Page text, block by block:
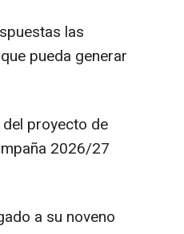
las
pueda generar
proyecto de
2026/27
a su noveno